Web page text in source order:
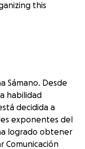
this
Sámano. Desde
habilidad
decidida a
exponentes del
logrado obtener
Comunicación